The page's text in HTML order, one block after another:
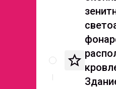
Описание
документы
Спецификация
star_border